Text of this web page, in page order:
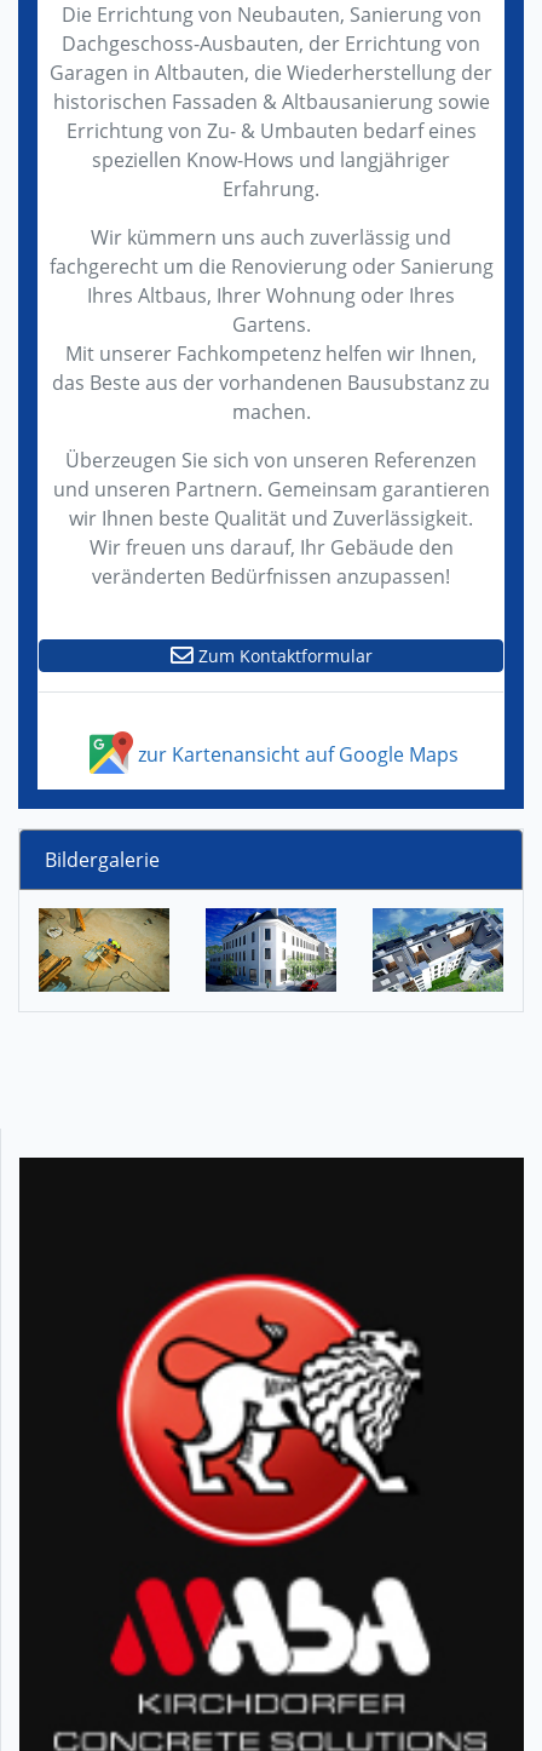
Die Errichtung von Neubauten, Sanierung von
Dachgeschoss-Ausbauten, der Errichtung von
Garagen in Altbauten, die Wiederherstellung der
historischen Fassaden & Altbausanierung sowie
Errichtung von Zu- & Umbauten bedarf eines
speziellen Know-Hows und langjähriger
Erfahrung.
Wir kümmern uns auch zuverlässig und
fachgerecht um die Renovierung oder Sanierung
Ihres Altbaus, Ihrer Wohnung oder Ihres
Gartens.
Mit unserer Fachkompetenz helfen wir Ihnen,
das Beste aus der vorhandenen Bausubstanz zu
machen.
Überzeugen Sie sich von unseren Referenzen
und unseren Partnern. Gemeinsam garantieren
wir Ihnen beste Qualität und Zuverlässigkeit.
Wir freuen uns darauf, Ihr Gebäude den
veränderten Bedürfnissen anzupassen!
Zum Kontaktformular
zur Kartenansicht auf Google Maps
Bildergalerie